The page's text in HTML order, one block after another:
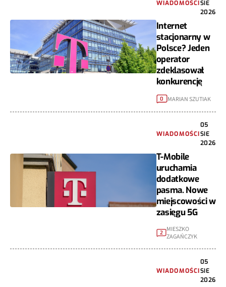
WIADOMOŚCISIE
2026
Internet
stacjonarny w
Polsce? Jeden
operator
zdeklasował
konkurencję
0 MARIAN SZUTIAK
WIADOMOŚCI
05
SIE
2026
T-Mobile
uruchamia
dodatkowe
pasma. Nowe
miejscowości w
zasięgu 5G
2 MIESZKO
ZAGAŃCZYK
WIADOMOŚCI
05
SIE
2026